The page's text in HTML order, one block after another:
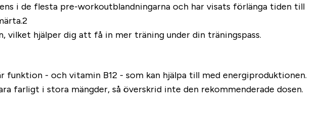
i de flesta pre-workoutblandningarna och har visats förlänga tiden till
vilket hjälper dig att få in mer träning under din träningspass.
funktion - och vitamin B12 - som kan hjälpa till med energiproduktionen.
farligt i stora mängder, så överskrid inte den rekommenderade dosen.